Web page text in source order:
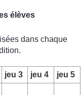
élèves
dans chaque
jeu 3 jeu 4
jeu 5